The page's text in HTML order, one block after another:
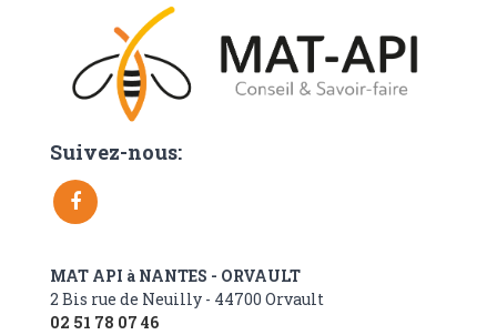
Suivez-nous:
MAT API à NANTES - ORVAULT
2 Bis rue de Neuilly - 44700 Orvault
02 51 78 07 46